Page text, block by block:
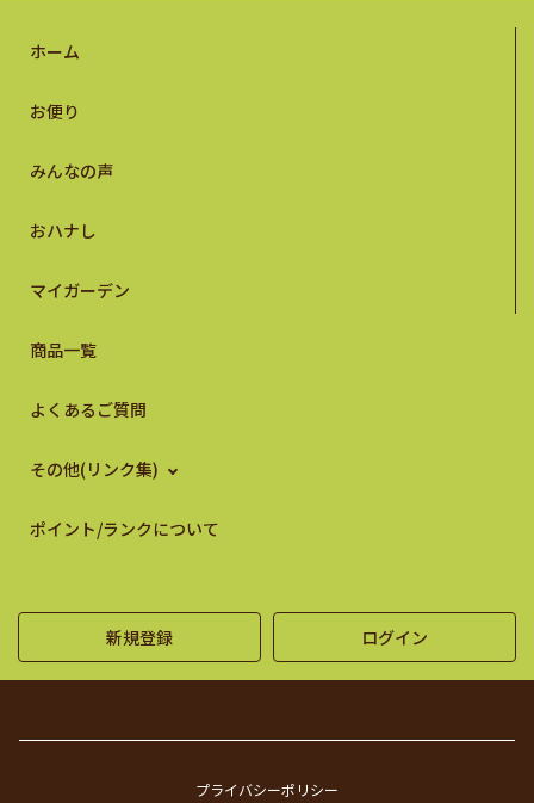
ホーム
お便り
みんなの声
おハナし
マイガーデン
商品一覧
よくあるご質問
その他(リンク集)
ポイント/ランクについて
新規登録 ログイン
プライバシーポリシー